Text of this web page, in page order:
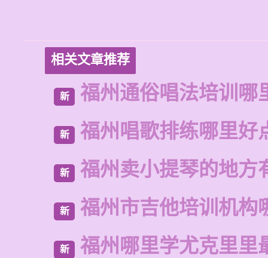
相关文章推荐
新 福州通俗唱法培训哪
新 福州唱歌排练哪里好
新 福州卖小提琴的地方
新 福州市吉他培训机构
新 福州哪里学尤克里里